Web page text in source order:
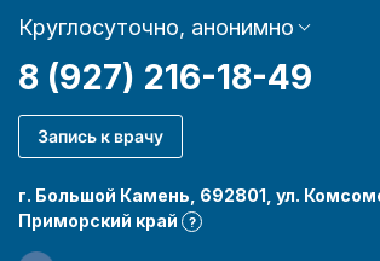
Круглосуточно, анонимно
8 (927) 216-18-49
Запись к врачу
г. Большой Камень, 692801, ул.
Приморский край
?